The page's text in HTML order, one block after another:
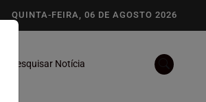
QUINTA-FEIRA, 06 DE AGOSTO 2026
Pesquisar Notícia